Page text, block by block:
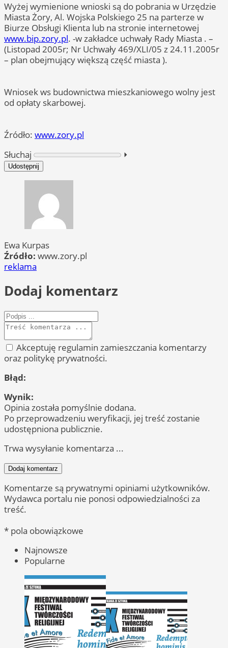
Wyżej wymienione wnioski są do pobrania w Urzędzie
Miasta Żory, Al. Wojska Polskiego 25 na parterze w
Biurze Obsługi Klienta lub na stronie internetowej
www.bip.zory.pl. -w zakładce uchwały Rady Miasta . –
(Listopad 2005r; Nr Uchwały 469/XLI/05 z 24.11.2005r
– plan obejmujący większą część miasta ).
Wniosek ws budownictwa mieszkaniowego wolny jest
od opłaty skarbowej.
Źródło: www.zory.pl
Słuchaj
⏵︎
Udostępnij
Ewa Kurpas
Źródło: www.zory.pl
reklama
Dodaj komentarz
Akceptuję regulamin zamieszczania komentarzy
oraz politykę prywatności.
Błąd:
Wynik:
Opinia została pomyślnie dodana.
Po przeprowadzeniu weryfikacji, jej treść zostanie
udostępniona publicznie.
Trwa wysyłanie komentarza ...
Dodaj komentarz
Komentarze są prywatnymi opiniami użytkowników.
Wydawca portalu nie ponosi odpowiedzialności za
treść.
* pola obowiązkowe
Najnowsze
Popularne